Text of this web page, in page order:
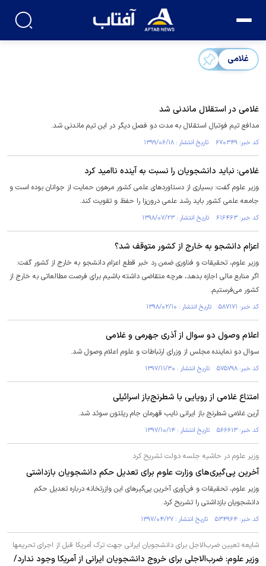
غلامی
غلامی در استقلال ماندنی شد
مدافع تیم فوتبال استقلال به مدت دو فصل دیگر در این تیم ماندنی شد.
کد خبر: ۶۷۰۳۴۹ تاریخ انتشار : ۱۳۹۹/۰۶/۱۸
غلامی: نباید دانشجویان را نسبت به آینده ناامید کرد
وزیر علوم گفت: بسیاری از دستاوردهای علمی کشور مرهون حمایت از جوانان بوده است و
جامعه علمی کشور باید رشد علمی درون‌زا را حفظ و تقویت کند.
کد خبر: ۶۱۶۴۶۳ تاریخ انتشار : ۱۳۹۸/۰۷/۲۳
اعزام دانشجو به خارج از کشور متوقف شد؟
وزیر علوم، تحقیقات و فناوری ضمن رد خبر قطع اعزام دانشجو به خارج از کشور گفت:
اگر منابع مالی اجازه بدهد، هرچه متقاضی داشته باشیم برای فرصت مطالعاتی به خارج از
کشور می‌فرستیم.
کد خبر: ۵۸۷۱۷۱ تاریخ انتشار : ۱۳۹۸/۰۲/۱۰
اعلام وصول دو سوال از آذری جهرمی و غلامی
سوال دو نماینده مجلس از وزرای ارتباطات و علوم اعلام وصول شد.
کد خبر: ۵۷۵۷۹۸ تاریخ انتشار : ۱۳۹۷/۱۱/۳۰
امتناع غلامی از رویایی با شطرنج‌باز اسرائیلی
آرین غلامی شطرنج باز ایرانی نایب قهرمان جام ریلتون سوئد شد.
کد خبر: ۵۶۶۶۱۳ تاریخ انتشار : ۱۳۹۷/۱۰/۱۴
وزیر علوم در حاشیه جلسه دولت تشریح کرد
آخرین پی‌گیری‌های وزارت علوم برای تعدیل حکم دانشجویان بازداشتی
وزیر علوم، تحقیقات و فن‌آوری آخرین پی‌گیرهای این وازرتخانه درباره تعدیل حکم
دانشجویان بازداشتی را تشریح کرد.
کد خبر: ۵۳۴۹۶۴ تاریخ انتشار : ۱۳۹۷/۰۴/۲۷
شایعه تعیین ضرب‌الاجل برای دانشجویان ایرانی جهت ترک آمریکا قبل از اجرای تحریم‎ها
وزیر علوم: ضرب‌الاجلی برای خروج دانشجویان ایرانی از آمریکا وجود ندارد/